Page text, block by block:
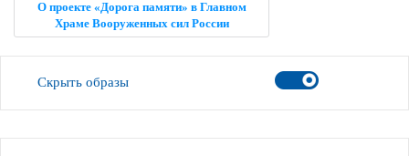
О проекте «Дорога памяти» в Главном
Храме Вооруженных сил России
Скрыть образы